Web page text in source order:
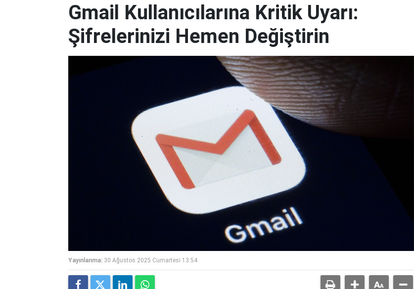
Gmail Kullanıcılarına Kritik Uyarı:
Şifrelerinizi Hemen Değiştirin
Yayınlanma: 30 Ağustos 2025 Cumartesi 13:54